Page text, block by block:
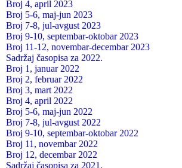
Broj 4, april 2023
Broj 5-6, maj-jun 2023
Broj 7-8, jul-avgust 2023
Broj 9-10, septembar-oktobar 2023
Broj 11-12, novembar-decembar 2023
Sadržaj časopisa za 2022.
Broj 1, januar 2022
Broj 2, februar 2022
Broj 3, mart 2022
Broj 4, april 2022
Broj 5-6, maj-jun 2022
Broj 7-8, jul-avgust 2022
Broj 9-10, septembar-oktobar 2022
Broj 11, novembar 2022
Broj 12, decembar 2022
Sadržaj časopisa za 2021.